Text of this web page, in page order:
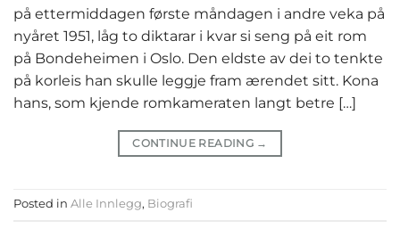
på ettermiddagen første måndagen i andre veka på
nyåret 1951, låg to diktarar i kvar si seng på eit rom
på Bondeheimen i Oslo. Den eldste av dei to tenkte
på korleis han skulle leggje fram ærendet sitt. Kona
hans, som kjende romkameraten langt betre […]
CONTINUE READING →
Posted in Alle Innlegg, Biografi